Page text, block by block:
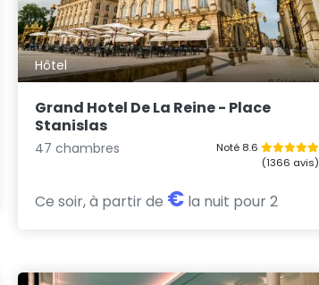
Hôtel
Grand Hotel De La Reine - Place
Stanislas
47 chambres
Noté 8.6
(1366 avis)
Ce soir, à partir de € la nuit pour 2